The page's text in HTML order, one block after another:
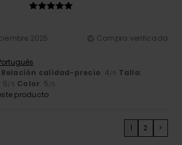
2025
Compra verificada
Relación calidad-precio: 4/5 Talla:
: 5/5 Color: 5/5
producto
1 2 >